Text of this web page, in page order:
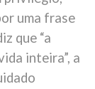
uma frase
que “a
inteira”, a